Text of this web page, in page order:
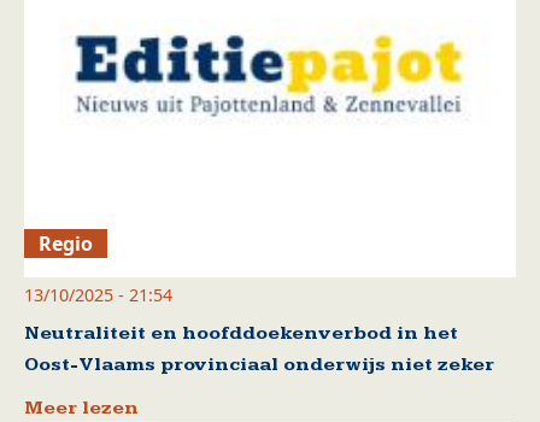
Regio
13/10/2025 - 21:54
Neutraliteit en hoofddoekenverbod in het
Oost-Vlaams provinciaal onderwijs niet zeker
Meer lezen